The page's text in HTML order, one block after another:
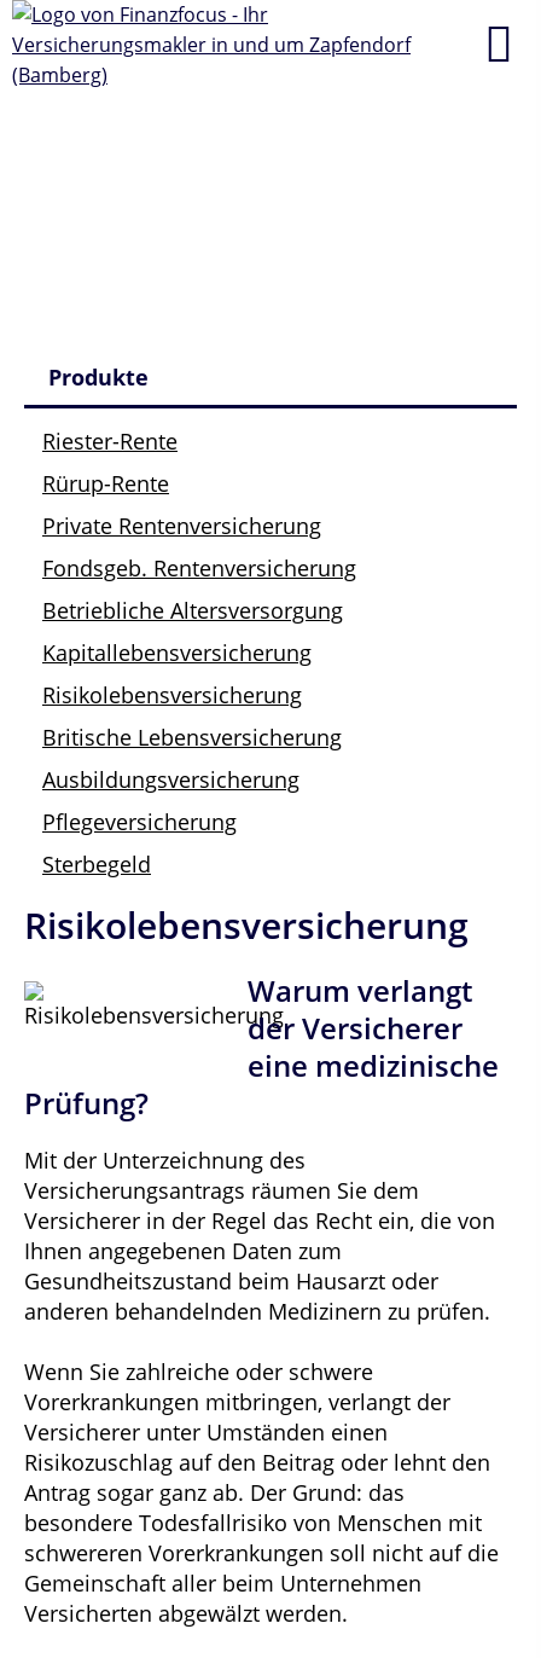
Produkte
Riester-Rente
Rürup-Rente
Private Rentenversicherung
Fondsgeb. Rentenversicherung
Betriebliche Altersversorgung
Kapitallebensversicherung
Risikolebensversicherung
Britische Lebensversicherung
Ausbildungsversicherung
Pflegeversicherung
Sterbegeld
Risikolebensversicherung
Warum verlangt
der Versicherer
eine medizinische
Prüfung?
Mit der Unterzeichnung des
Versicherungsantrags räumen Sie dem
Versicherer in der Regel das Recht ein, die von
Ihnen angegebenen Daten zum
Gesundheitszustand beim Hausarzt oder
anderen behandelnden Medizinern zu prüfen.
Wenn Sie zahlreiche oder schwere
Vorerkrankungen mitbringen, verlangt der
Versicherer unter Umständen einen
Risikozuschlag auf den Beitrag oder lehnt den
Antrag sogar ganz ab. Der Grund: das
besondere Todesfallrisiko von Menschen mit
schwereren Vorerkrankungen soll nicht auf die
Gemeinschaft aller beim Unternehmen
Versicherten abgewälzt werden.